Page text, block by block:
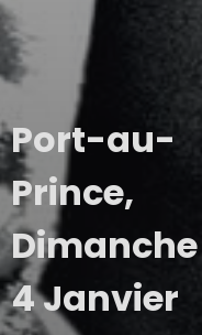
Port-au-
Prince,
Dimanche
4 Janvier